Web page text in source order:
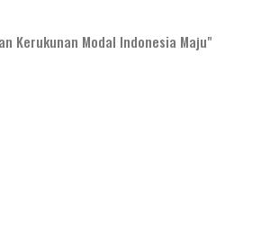
Kerukunan Modal Indonesia Maju"